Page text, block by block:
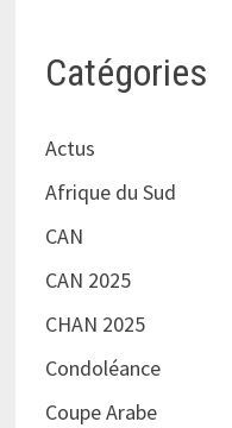
Catégories
Actus
Afrique du Sud
CAN
CAN 2025
CHAN 2025
Condoléance
Coupe Arabe